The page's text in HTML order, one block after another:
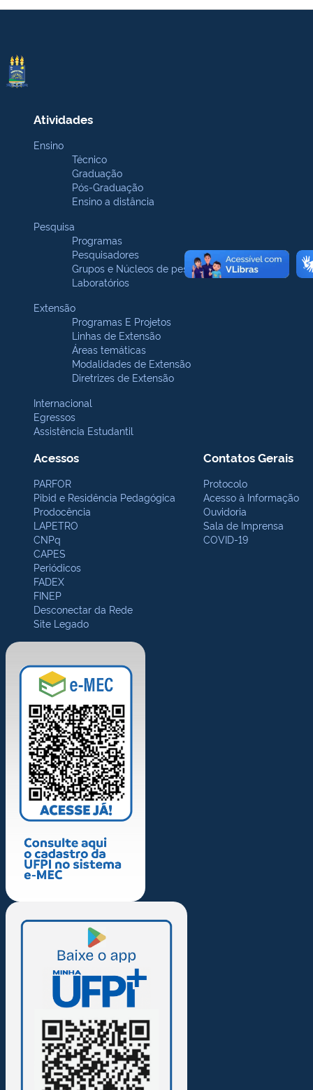
Atividades
Ensino
Técnico
Graduação
Pós-Graduação
Ensino a distância
Pesquisa
Programas
Pesquisadores
Grupos e Núcleos de pesquisa
Laboratórios
Extensão
Programas E Projetos
Linhas de Extensão
Áreas temáticas
Modalidades de Extensão
Diretrizes de Extensão
Internacional
Egressos
Assistência Estudantil
Acessos
PARFOR
Pibid e Residência Pedagógica
Prodocência
LAPETRO
CNPq
CAPES
Periódicos
FADEX
FINEP
Desconectar da Rede
Site Legado
Contatos Gerais
Protocolo
Acesso à Informação
Ouvidoria
Sala de Imprensa
COVID-19